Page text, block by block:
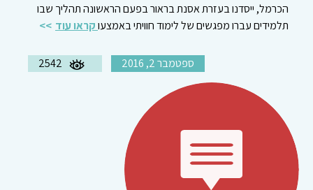
הכרמל, ייסדנו בעזרת אסנת בראור בפעם הראשונה תהליך שבו
תלמידים עברו מפגשים של לימוד חוויתי באמצעוקראו עוד
ספטמבר 2, 2016 2542